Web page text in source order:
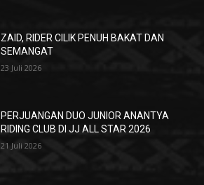
ZAID, RIDER CILIK PENUH BAKAT DAN
SEMANGAT
23 Juli 2026
PERJUANGAN DUO JUNIOR ANANTYA
RIDING CLUB DI JJ ALL STAR 2026
21 Juli 2026